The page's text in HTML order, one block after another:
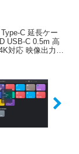
C 延長ケー
USB-C 0.5m 高
対応 映像出力